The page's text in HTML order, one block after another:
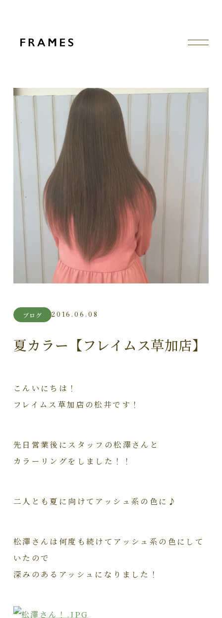
ブログ 2016.06.08
夏カラー【フレイムス草加店】
こんいにちは！
フレイムス草加店の松井です！
先日営業後にスタッフの松澤さんと
カラーリングをしました！！
二人とも夏に向けてアッシュ系の色に♪
松澤さんは何度も続けてアッシュ系の色にして
いたので
深みのあるアッシュになりました！